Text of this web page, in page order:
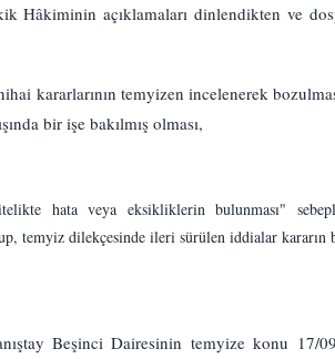
Hâkiminin açıklamaları dinlendikten ve
kararlarının temyizen incelenerek
bir işe bakılmış olması,
hata veya eksikliklerin bulunması"
temyiz dilekçesinde ileri sürülen iddialar kararın
Beşinci Dairesinin temyize konu 17/